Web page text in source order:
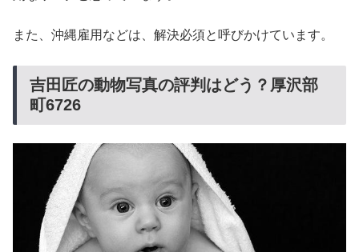
また、沖縄雇用などは、解決必須と呼びかけています。
吉田匠の動物写真の評判はどう？厚沢部
町6726